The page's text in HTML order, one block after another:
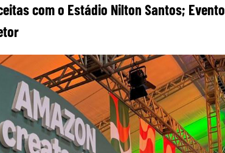
com o Estádio Nilton Santos; Evento